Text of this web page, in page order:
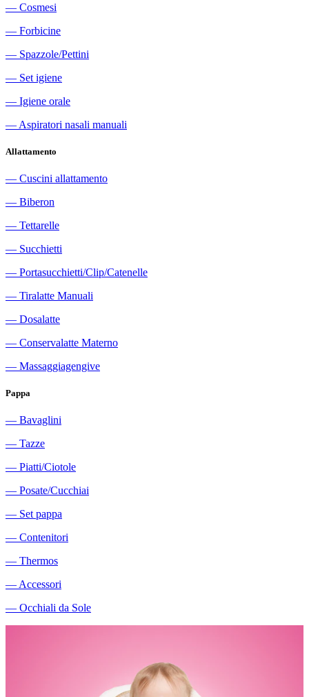
― Cosmesi
― Forbicine
― Spazzole/Pettini
― Set igiene
― Igiene orale
― Aspiratori nasali manuali
Allattamento
― Cuscini allattamento
― Biberon
― Tettarelle
― Succhietti
― Portasucchietti/Clip/Catenelle
― Tiralatte Manuali
― Dosalatte
― Conservalatte Materno
― Massaggiagengive
Pappa
― Bavaglini
― Tazze
― Piatti/Ciotole
― Posate/Cucchiai
― Set pappa
― Contenitori
― Thermos
― Accessori
― Occhiali da Sole